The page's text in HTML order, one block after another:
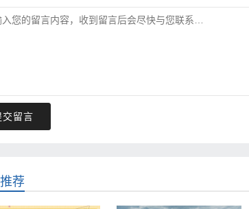
交留言
荐